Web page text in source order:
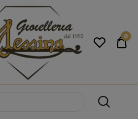
online i migliori
0